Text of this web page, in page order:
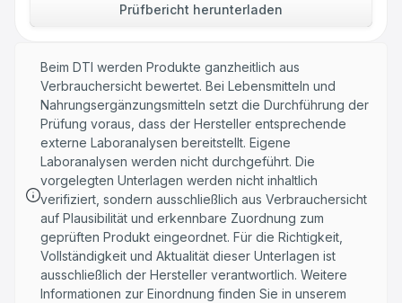
Prüfbericht herunterladen
Beim DTI werden Produkte ganzheitlich aus
Verbrauchersicht bewertet. Bei Lebensmitteln und
Nahrungsergänzungsmitteln setzt die Durchführung der
Prüfung voraus, dass der Hersteller entsprechende
externe Laboranalysen bereitstellt. Eigene
Laboranalysen werden nicht durchgeführt. Die
vorgelegten Unterlagen werden nicht inhaltlich
verifiziert, sondern ausschließlich aus Verbrauchersicht
auf Plausibilität und erkennbare Zuordnung zum
geprüften Produkt eingeordnet. Für die Richtigkeit,
Vollständigkeit und Aktualität dieser Unterlagen ist
ausschließlich der Hersteller verantwortlich. Weitere
Informationen zur Einordnung finden Sie in unserem